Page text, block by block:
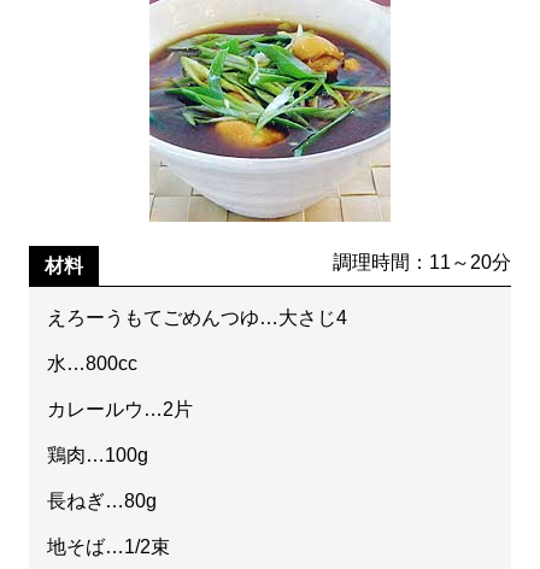
材料 調理時間：11～20分
えろーうもてごめんつゆ…大さじ4
水…800cc
カレールウ…2片
鶏肉…100g
長ねぎ…80g
地そば…1/2束